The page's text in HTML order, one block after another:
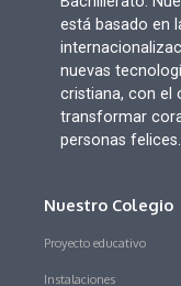
está basado en
nuevas
cristiana, con el
transformar
personas felices.
Nuestro Colegio
Proyecto educativo
Instalaciones